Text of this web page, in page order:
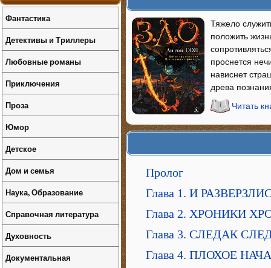
Тяжело
положить
проснется
нависнет
древа
Читать
Пролог
Глава 1. И
Глава 2. ХРОНИКИ
Глава 3. СЛЕДАК
Глава 4. ПЛОХОЕ
Фантастика
Детективы и Триллеры
Любовные романы
Приключения
Проза
Юмор
Детское
Дом и семья
Наука, Образование
Справочная литература
Духовность
Документальная